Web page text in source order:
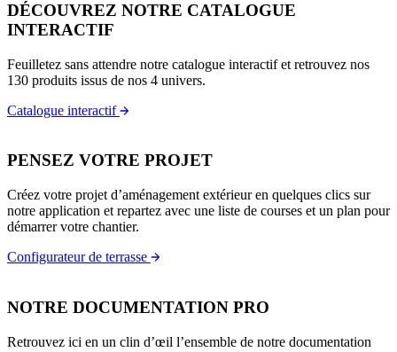
DÉCOUVREZ NOTRE CATALOGUE
INTERACTIF
Feuilletez sans attendre notre catalogue interactif et retrouvez nos
130 produits issus de nos 4 univers.
Catalogue interactif
PENSEZ VOTRE PROJET
Créez votre projet d’aménagement extérieur en quelques clics sur
notre application et repartez avec une liste de courses et un plan pour
démarrer votre chantier.
Configurateur de terrasse
NOTRE DOCUMENTATION PRO
Retrouvez ici en un clin d’œil l’ensemble de notre documentation